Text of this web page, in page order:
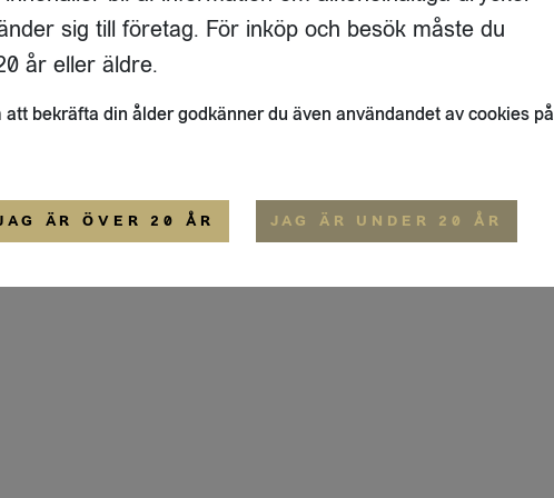
17 A
STOCKHOLM
FLAIVY
OM OSS
ALLMÄNNA VILLKOR
sig till företag. För inköp och besök måste du
år eller äldre.
att bekräfta din ålder godkänner du även användandet av cookies på
ÄR ÖVER 20 ÅR JAG ÄR UNDER 20 ÅR